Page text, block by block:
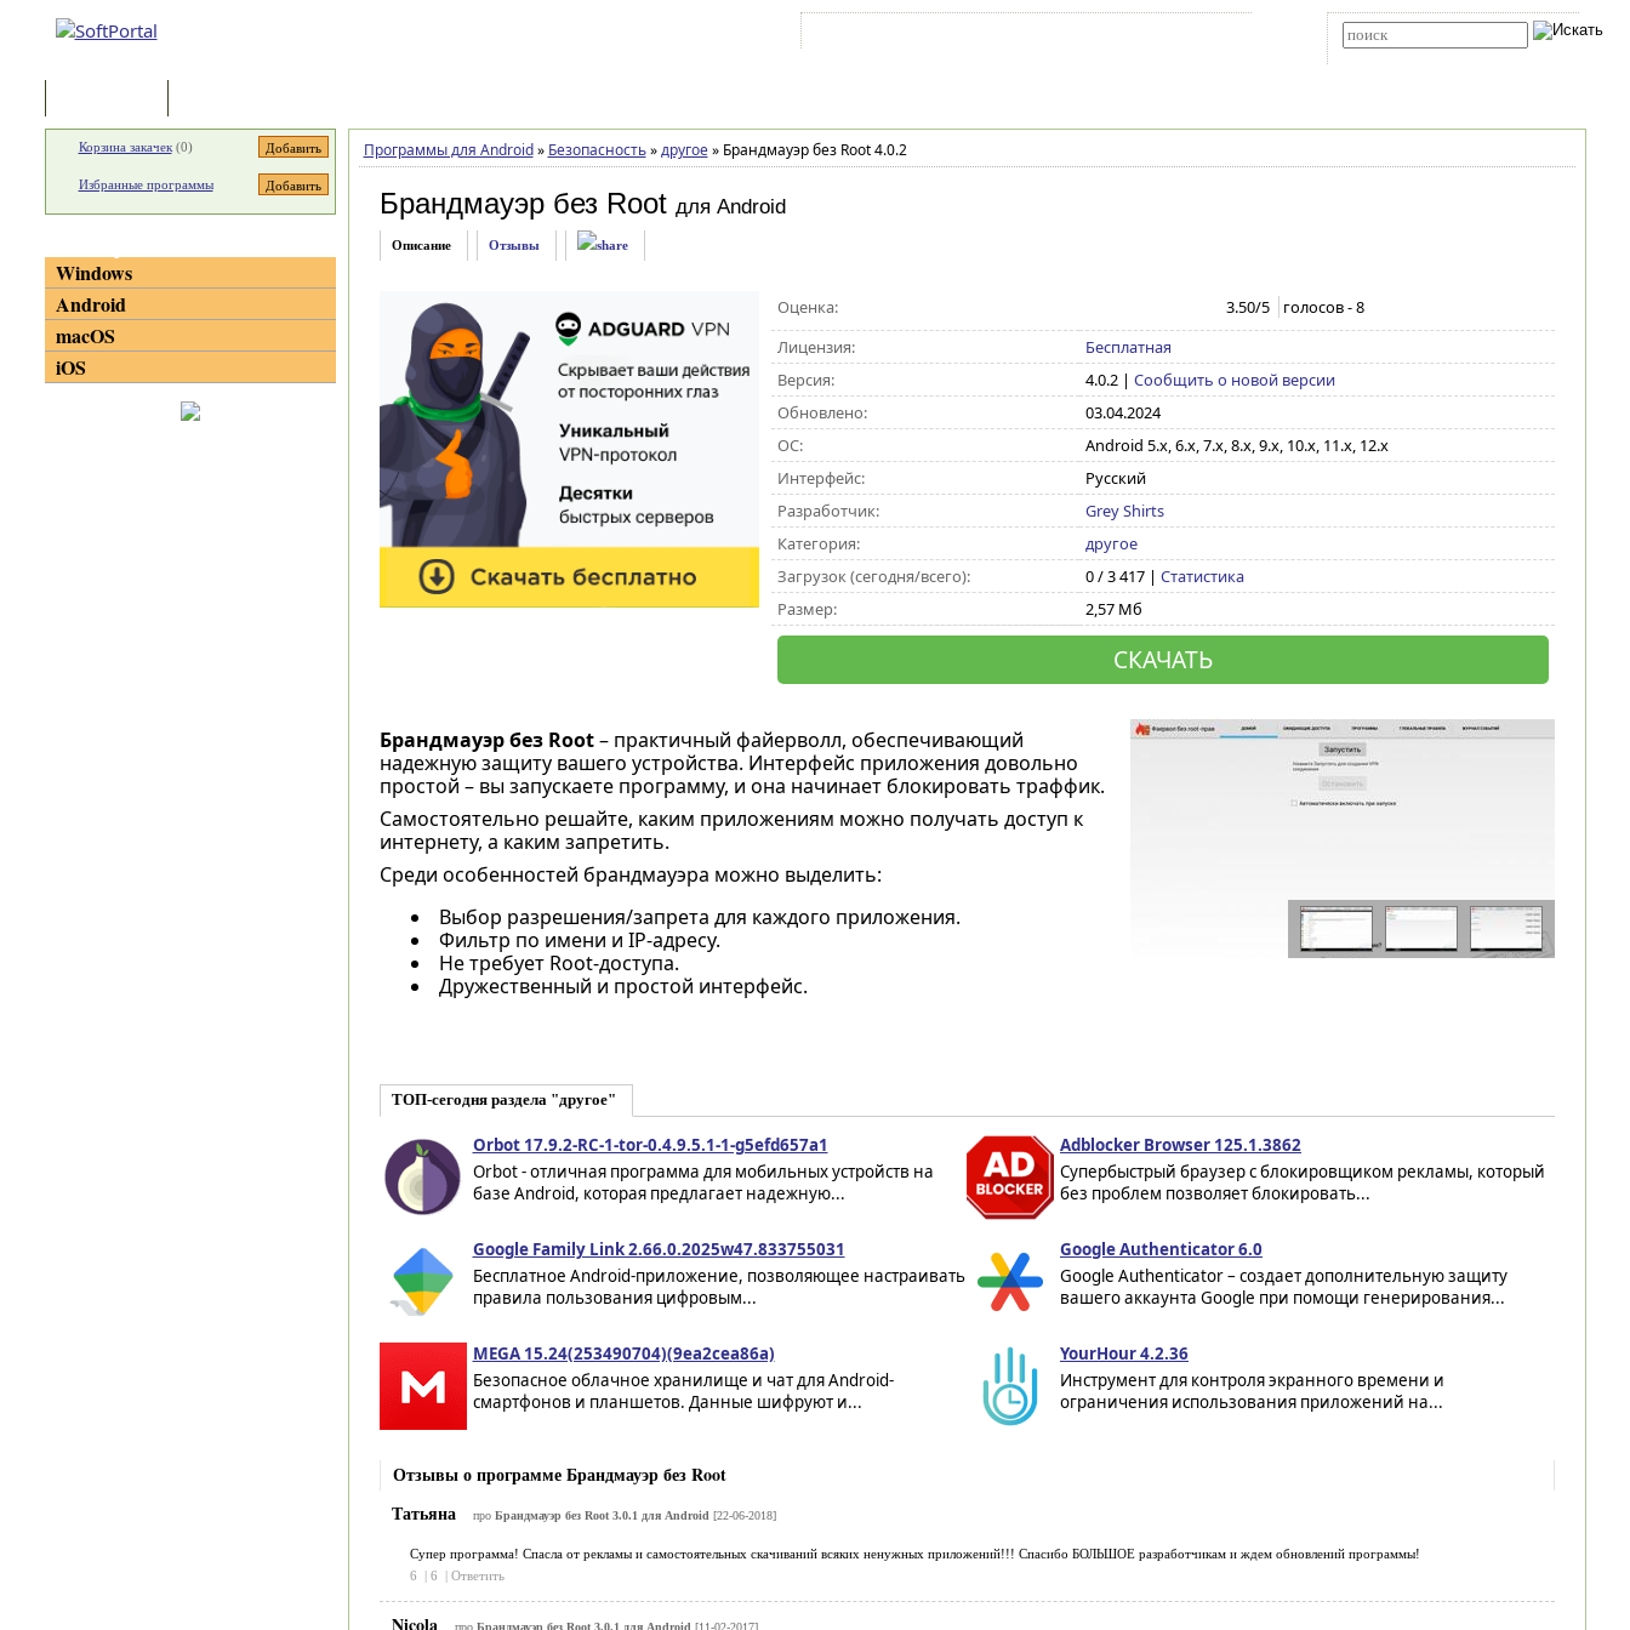
Программы для Android » Безопасность » другое »Брандмауэр без Root 4.0.2
Брандмауэр без Root для Android
Описание Отзывы
Оценка: 3.50/5 голосов -8
Лицензия:
Бесплатная
Версия:
4.0.2| Сообщить о новой версии
Обновлено:
03.04.2024
ОС:
Android 5.x, 6.x, 7.x, 8.x, 9.x, 10.x, 11.x, 12.x
Интерфейс:
Русский
Разработчик:
Grey Shirts
Категория:
другое
Загрузок (сегодня/всего):
0 / 3 417 | Статистика
Размер:
2,57 Мб
СКАЧАТЬ
Брандмауэр без Root– практичный файерволл, обеспечивающий
надежную защиту вашего устройства. Интерфейс приложения довольно
простой – вы запускаете программу, и она начинает блокировать траффик.
Самостоятельно решайте, каким приложениям можно получать доступ к
интернету, а каким запретить.
Среди особенностей брандмауэра можно выделить:
Выбор разрешения/запрета для каждого приложения.
Фильтр по имени и IP-адресу.
Не требует Root-доступа.
Дружественный и простой интерфейс.
ТОП-сегодня раздела "другое"
Orbot 17.9.2-RC-1-tor-0.4.9.5.1-1-g5efd657a1
Orbot - отличная программа для мобильных устройств на
базе Android, которая предлагает надежную...
Adblocker Browser 125.1.3862
Супербыстрый браузер с блокировщиком рекламы, который
без проблем позволяет блокировать...
Google Family Link 2.66.0.2025w47.833755031
Бесплатное Android-приложение, позволяющее настраивать
правила пользования цифровым...
Google Authenticator 6.0
Google Authenticator – создает дополнительную защиту
вашего аккаунта Google при помощи генерирования...
MEGA 15.24(253490704)(9ea2cea86a)
Безопасное облачное хранилище и чат для Android-
смартфонов и планшетов. Данные шифруют и...
YourHour 4.2.36
Инструмент для контроля экранного времени и
ограничения использования приложений на...
Отзывы о программе Брандмауэр без Root
Татьяна
про Брандмауэр без Root 3.0.1 для Android [22-06-2018]
Супер программа! Спасла от рекламы и самостоятельных скачиваний всяких ненужных приложений!!! Спасибо БОЛЬШОЕ разработчикам и ждем обновлений программы!
6
| 6 | Ответить
Nicola про Брандмауэр без Root 3.0.1 для Android [11-02-2017]
Корзина закачек(0)
Избранные программы
Windows
Android
macOS
iOS